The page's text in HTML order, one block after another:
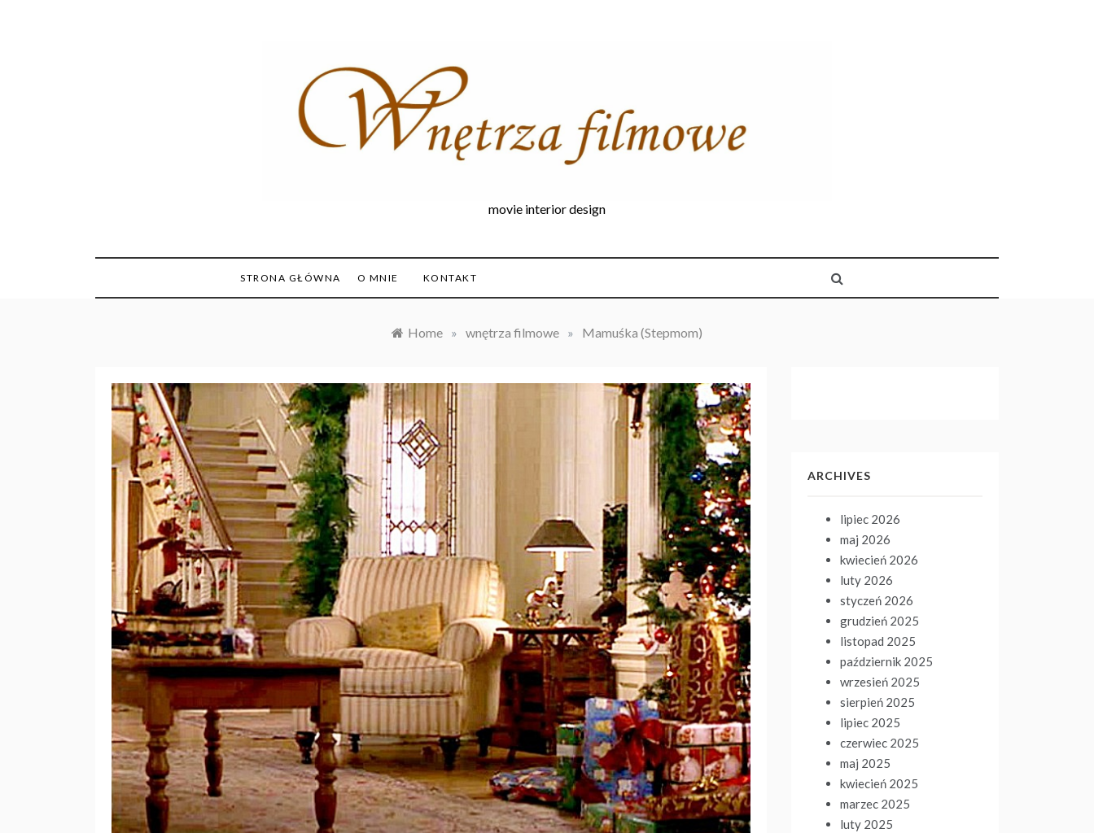
movie interior design
STRONA GŁÓWNA O MNIE KONTAKT
Home » wnętrza filmowe » Mamuśka (Stepmom)
ARCHIVES
lipiec 2026
maj 2026
kwiecień 2026
luty 2026
styczeń 2026
grudzień 2025
listopad 2025
październik 2025
wrzesień 2025
sierpień 2025
lipiec 2025
czerwiec 2025
maj 2025
kwiecień 2025
marzec 2025
luty 2025